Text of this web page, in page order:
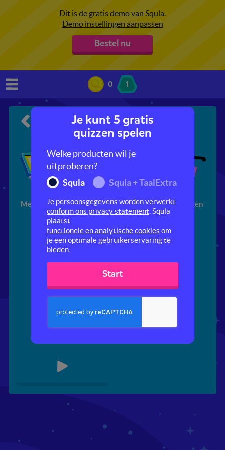
Dit is de gratis demo van Squla.
Demo instellingen aanpassen
Bestel nu
0 1
21st century skills
Mediawijsheid 5MinutenShow Kritisch kijken
Scratch
Je kunt 5 gratis
quizzen spelen
Welke producten wil je
uitproberen?
Squla
Squla + TaalExtra
Je persoonsgegevens worden verwerkt
conform ons privacy statement . Squla
plaatst
functionele en analytische cookies om
je een optimale gebruikerservaring te
bieden.
Start